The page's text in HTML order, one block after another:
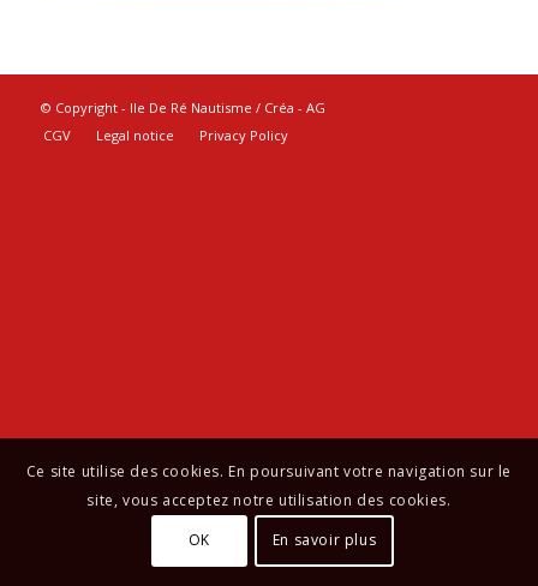
© Copyright - Ile De Ré Nautisme / Créa - AG
CGV
Legal notice Privacy Policy
Ce site utilise des cookies. En poursuivant votre navigation sur le
site, vous acceptez notre utilisation des cookies.
OK
En savoir plus